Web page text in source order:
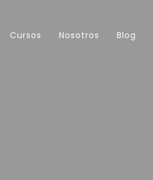
Cursos Nosotros Blog